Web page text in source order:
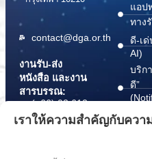
contact@dga.or.th
งานรับ-ส่ง
หนังสือ และงาน
สารบรรณ:
(+66) 02 612
6000
saraban@dga.or.th
แอป
ทาง
ดี-เ
AI)
บริก
ดี”
บริก
เราให้ความสำคัญกับคว